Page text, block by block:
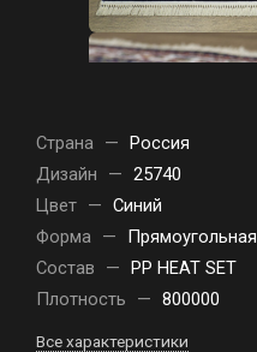
Страна — Россия
Дизайн
— 25740
Цвет — Синий
Форма —
Прямоугольная
Состав
— PP HEAT SET
Плотность
— 800000
Все характеристики